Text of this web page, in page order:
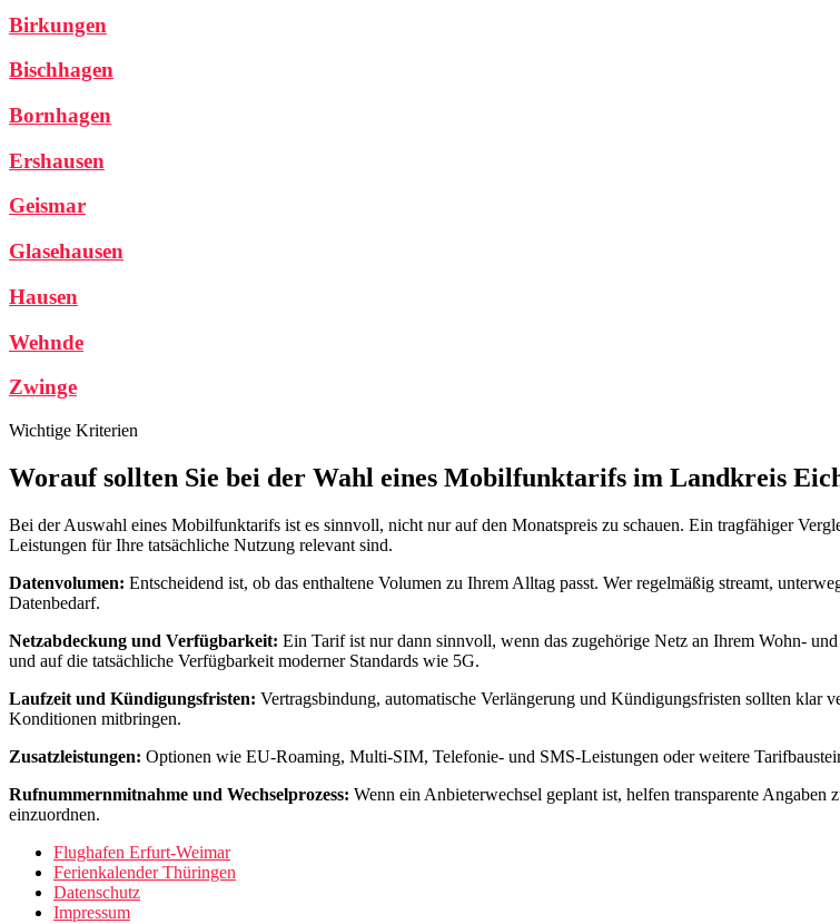
Birkungen
Bischhagen
Bornhagen
Ershausen
Geismar
Glasehausen
Hausen
Wehnde
Zwinge
Wichtige Kriterien
Worauf sollten Sie bei der Wahl eines Mobilfunktarifs im Landkreis
Bei der Auswahl eines Mobilfunktarifs ist es sinnvoll, nicht nur auf den Monatspreis zu schauen. Ein tragfähiger
Leistungen für Ihre tatsächliche Nutzung relevant sind.
Datenvolumen: Entscheidend ist, ob das enthaltene Volumen zu Ihrem Alltag passt. Wer regelmäßig streamt,
Datenbedarf.
Netzabdeckung und Verfügbarkeit: Ein Tarif ist nur dann sinnvoll, wenn das zugehörige Netz an Ihrem Wohn-
und auf die tatsächliche Verfügbarkeit moderner Standards wie 5G.
Laufzeit und Kündigungsfristen: Vertragsbindung, automatische Verlängerung und Kündigungsfristen sollten klar
Konditionen mitbringen.
Zusatzleistungen: Optionen wie EU-Roaming, Multi-SIM, Telefonie- und SMS-Leistungen oder weitere
Rufnummernmitnahme und Wechselprozess: Wenn ein Anbieterwechsel geplant ist, helfen transparente
einzuordnen.
Flughafen Erfurt-Weimar
Ferienkalender Thüringen
Datenschutz
Impressum